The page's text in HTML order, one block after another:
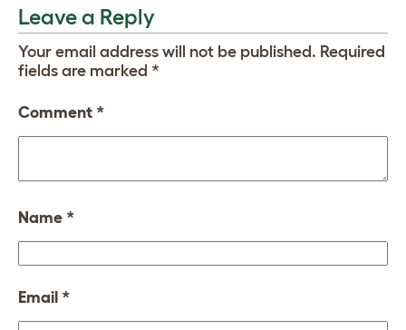
Leave a Reply
Your email address will not be published. Required
fields are marked *
Comment *
Name *
Email *